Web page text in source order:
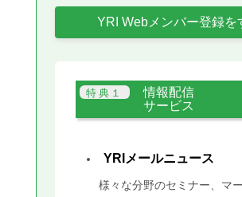
YRI Webメンバー登録を
情報配信
サービス
YRIメールニュース
様々な分野のセミナー、マ